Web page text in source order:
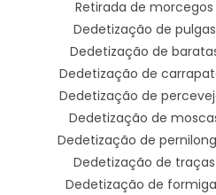
Retirada de
Dedetização de
Dedetização de
Dedetização de
Dedetização de
Dedetização de
Dedetização de
Dedetização de
Dedetização de